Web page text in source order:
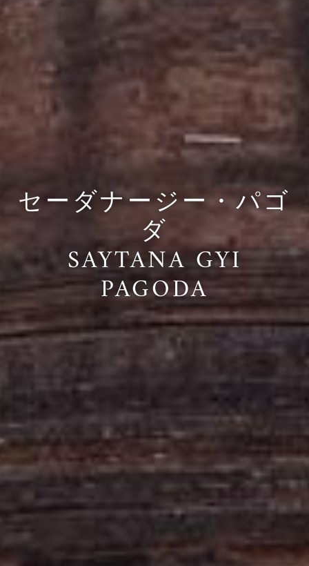
セーダナージー・パゴ
ダ
SAYTANA GYI
PAGODA